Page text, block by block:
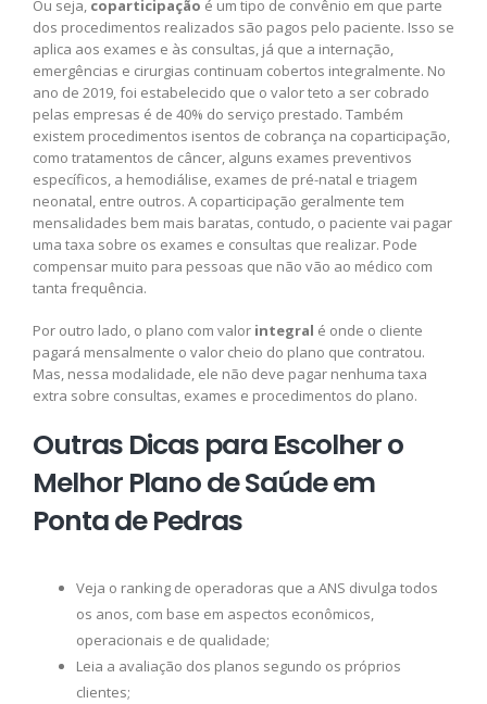
Ou seja, coparticipação é um tipo de convênio em que parte
dos procedimentos realizados são pagos pelo paciente. Isso se
aplica aos exames e às consultas, já que a internação,
emergências e cirurgias continuam cobertos integralmente. No
ano de 2019, foi estabelecido que o valor teto a ser cobrado
pelas empresas é de 40% do serviço prestado. Também
existem procedimentos isentos de cobrança na coparticipação,
como tratamentos de câncer, alguns exames preventivos
específicos, a hemodiálise, exames de pré-natal e triagem
neonatal, entre outros. A coparticipação geralmente tem
mensalidades bem mais baratas, contudo, o paciente vai pagar
uma taxa sobre os exames e consultas que realizar. Pode
compensar muito para pessoas que não vão ao médico com
tanta frequência.
Por outro lado, o plano com valor integral é onde o cliente
pagará mensalmente o valor cheio do plano que contratou.
Mas, nessa modalidade, ele não deve pagar nenhuma taxa
extra sobre consultas, exames e procedimentos do plano.
Outras Dicas para Escolher o
Melhor Plano de Saúde em
Ponta de Pedras
Veja o ranking de operadoras que a ANS divulga todos
os anos, com base em aspectos econômicos,
operacionais e de qualidade;
Leia a avaliação dos planos segundo os próprios
clientes;